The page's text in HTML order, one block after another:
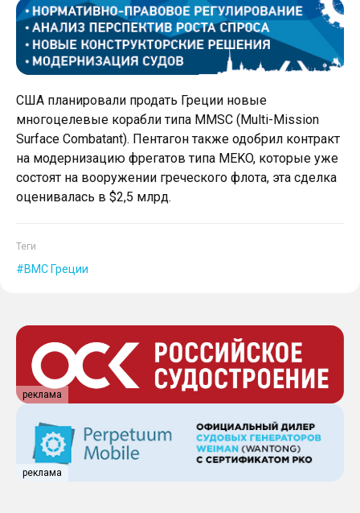
США планировали продать Греции новые
многоцелевые корабли типа MMSC (Multi-Mission
Surface Combatant). Пентагон также одобрил контракт
на модернизацию фрегатов типа MEKO, которые уже
состоят на вооружении греческого флота, эта сделка
оценивалась в $2,5 млрд.
Теги
ВМС Греции
реклама
реклама